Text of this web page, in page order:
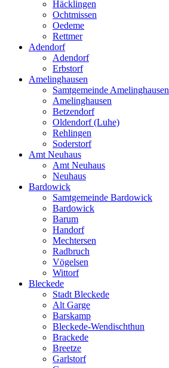
Häcklingen
Ochtmissen
Oedeme
Rettmer
Adendorf
Adendorf
Erbstorf
Amelinghausen
Samtgemeinde Amelinghausen
Amelinghausen
Betzendorf
Oldendorf (Luhe)
Rehlingen
Soderstorf
Amt Neuhaus
Amt Neuhaus
Neuhaus
Bardowick
Samtgemeinde Bardowick
Bardowick
Barum
Handorf
Mechtersen
Radbruch
Vögelsen
Wittorf
Bleckede
Stadt Bleckede
Alt Garge
Barskamp
Bleckede-Wendischthun
Brackede
Breetze
Garlstorf